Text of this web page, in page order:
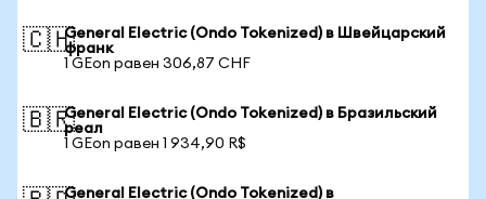
🇨🇭General Electric (Ondo Tokenized) в Швейцарский
франк
1 GEon равен 306,87 CHF
🇧🇷General Electric (Ondo Tokenized) в Бразильский
реал
1 GEon равен 1 934,90 R$
General Electric (Ondo Tokenized) в